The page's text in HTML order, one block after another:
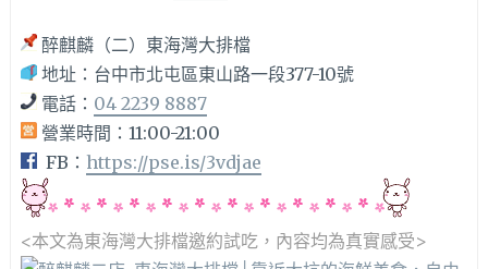
醉麒麟（二）東海灣大排檔
地址：台中市北屯區東山路一段377-10號
電話： 04 2239 8887
營業時間：11:00-21:00
FB： https://pse.is/3vdjae
<本文為東海灣大排檔邀約試吃，內容均為真實感受>